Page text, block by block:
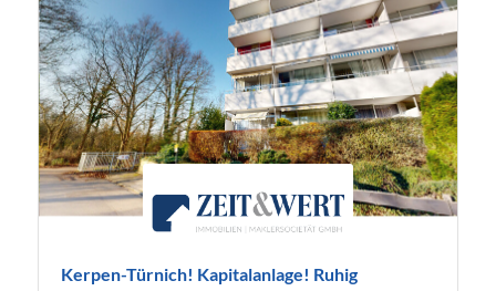
Kerpen-Türnich! Kapitalanlage! Ruhig